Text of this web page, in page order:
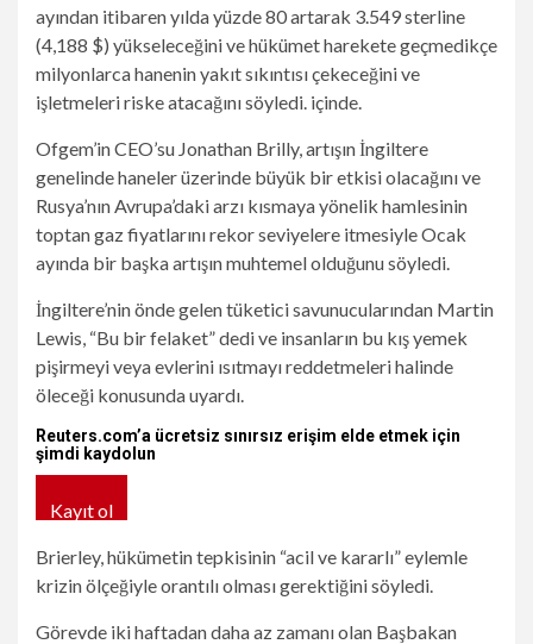
ayından itibaren yılda yüzde 80 artarak 3.549 sterline
(4,188 $) yükseleceğini ve hükümet harekete geçmedikçe
milyonlarca hanenin yakıt sıkıntısı çekeceğini ve
işletmeleri riske atacağını söyledi. içinde.
Ofgem’in CEO’su Jonathan Brilly, artışın İngiltere
genelinde haneler üzerinde büyük bir etkisi olacağını ve
Rusya’nın Avrupa’daki arzı kısmaya yönelik hamlesinin
toptan gaz fiyatlarını rekor seviyelere itmesiyle Ocak
ayında bir başka artışın muhtemel olduğunu söyledi.
İngiltere’nin önde gelen tüketici savunucularından Martin
Lewis, “Bu bir felaket” dedi ve insanların bu kış yemek
pişirmeyi veya evlerini ısıtmayı reddetmeleri halinde
öleceği konusunda uyardı.
Reuters.com’a ücretsiz sınırsız erişim elde etmek için
şimdi kaydolun
Kayıt ol
Brierley, hükümetin tepkisinin “acil ve kararlı” eylemle
krizin ölçeğiyle orantılı olması gerektiğini söyledi.
Görevde iki haftadan daha az zamanı olan Başbakan